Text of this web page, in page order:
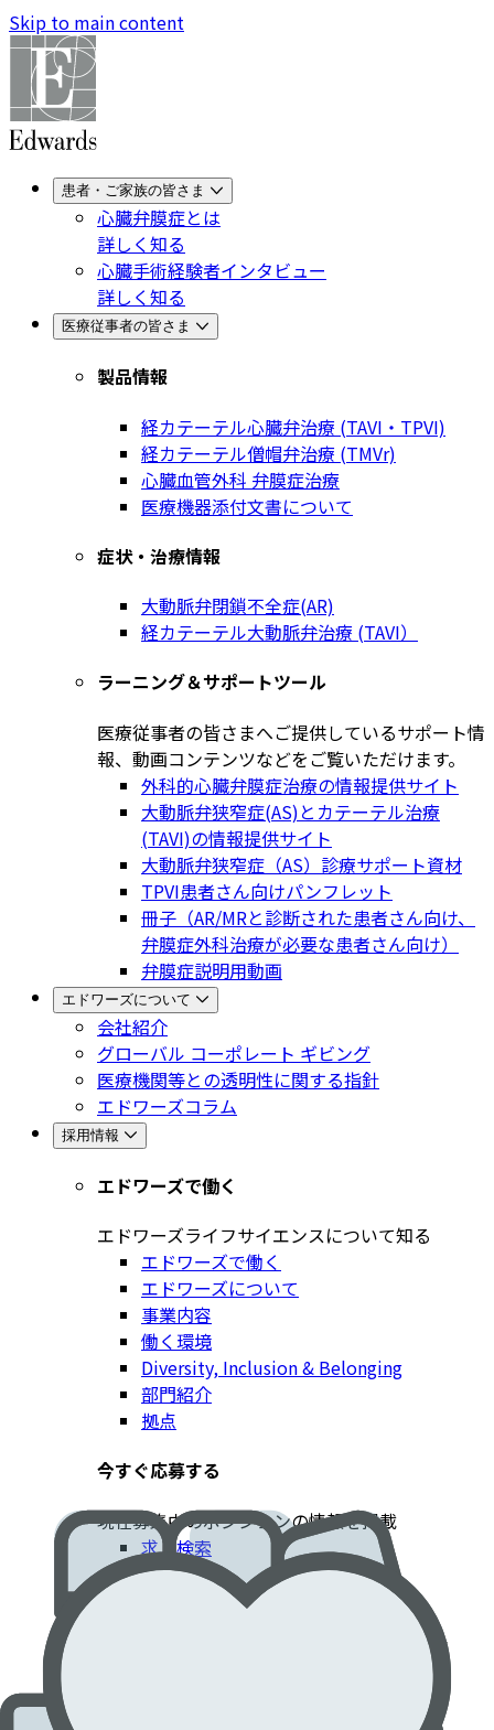
Skip to main content
患者・ご家族の皆さま
心臓弁膜症とは
詳しく知る
心臓手術経験者インタビュー
詳しく知る
医療従事者の皆さま
製品情報
経カテーテル心臓弁治療 (TAVI・TPVI)
経カテーテル僧帽弁治療 (TMVr)
心臓血管外科 弁膜症治療
医療機器添付文書について
症状・治療情報
大動脈弁閉鎖不全症(AR)
経カテーテル大動脈弁治療 (TAVI）
ラーニング＆サポートツール
医療従事者の皆さまへご提供しているサポート情
報、動画コンテンツなどをご覧いただけます。
外科的心臓弁膜症治療の情報提供サイト
大動脈弁狭窄症(AS)とカテーテル治療
(TAVI)の情報提供サイト
大動脈弁狭窄症（AS）診療サポート資材
TPVI患者さん向けパンフレット
冊子（AR/MRと診断された患者さん向け、
弁膜症外科治療が必要な患者さん向け）
弁膜症説明用動画
エドワーズについて
会社紹介
グローバル コーポレート ギビング
医療機関等との透明性に関する指針
エドワーズコラム
採用情報
エドワーズで働く
エドワーズライフサイエンスについて知る
エドワーズで働く
エドワーズについて
事業内容
働く環境
Diversity, Inclusion & Belonging
部門紹介
拠点
今すぐ応募する​
現在募集中のポジションの情報を掲載​
求人検索
採用情報
患者さんに貢献するエドワーズでのキャリア​